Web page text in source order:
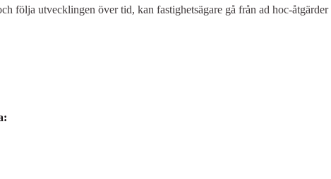
följa utvecklingen över tid, kan fastighetsägare gå från ad hoc-